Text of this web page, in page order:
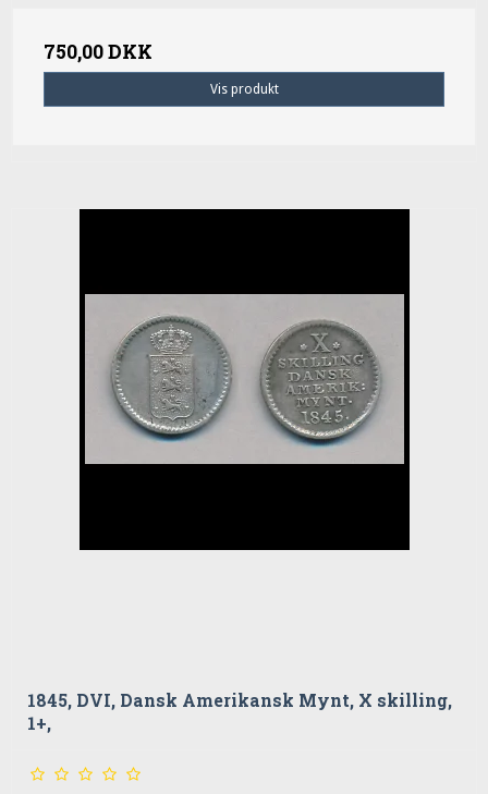
750,00 DKK
Vis produkt
1845, DVI, Dansk Amerikansk Mynt, X skilling,
1+,